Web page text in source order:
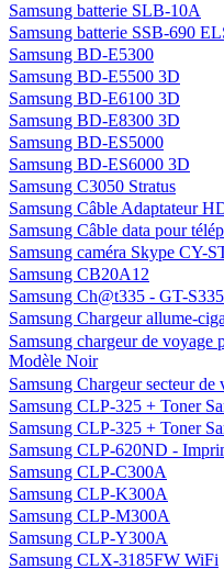
Samsung batterie SLB-10A
Samsung batterie SSB-690
Samsung BD-E5300
Samsung BD-E5500 3D
Samsung BD-E6100 3D
Samsung BD-E8300 3D
Samsung BD-ES5000
Samsung BD-ES6000 3D
Samsung C3050 Stratus
Samsung Câble Adaptateur
Samsung Câble data pour
Samsung caméra Skype CY-
Samsung CB20A12
Samsung Ch@t335 - GT-
Samsung Chargeur allume-
Samsung chargeur de
Modèle Noir
Samsung Chargeur secteur
Samsung CLP-325 + Toner
Samsung CLP-325 + Toner
Samsung CLP-620ND -
Samsung CLP-C300A
Samsung CLP-K300A
Samsung CLP-M300A
Samsung CLP-Y300A
Samsung CLX-3185FW WiFi